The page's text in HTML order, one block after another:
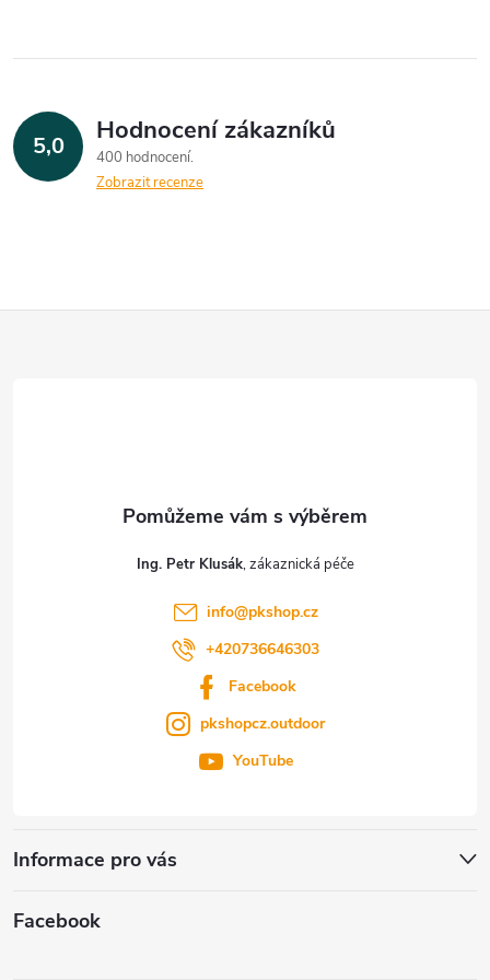
5,0 Hodnocení zákazníků
400 hodnocení
Zobrazit recenze
Ing. Petr Klusák
info@pkshop.cz
+420736646303
Facebook
pkshopcz.outdoor
YouTube
Informace pro vás
Facebook